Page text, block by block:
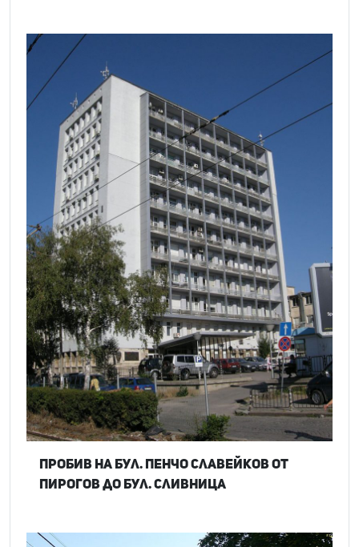
Пробив на бул. Пенчо Славейков от
Пирогов до бул. Сливница